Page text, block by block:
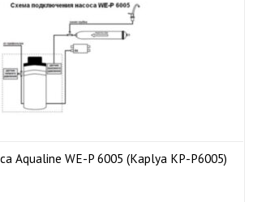
Aqualine WE-P 6005 (Kaplya KP-P6005)